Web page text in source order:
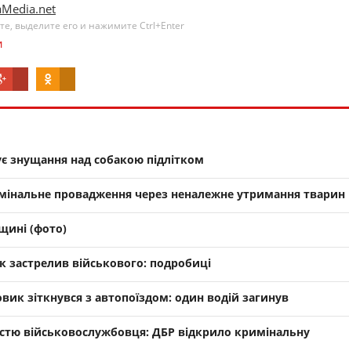
выделите его и нажимите Ctrl+Enter
знущання над собакою підлітком
провадження через неналежне утримання тварин
(фото)
військового: подробиці
зіткнувся з автопоїздом: один водій загинув
військовослужбовця: ДБР відкрило кримінальну